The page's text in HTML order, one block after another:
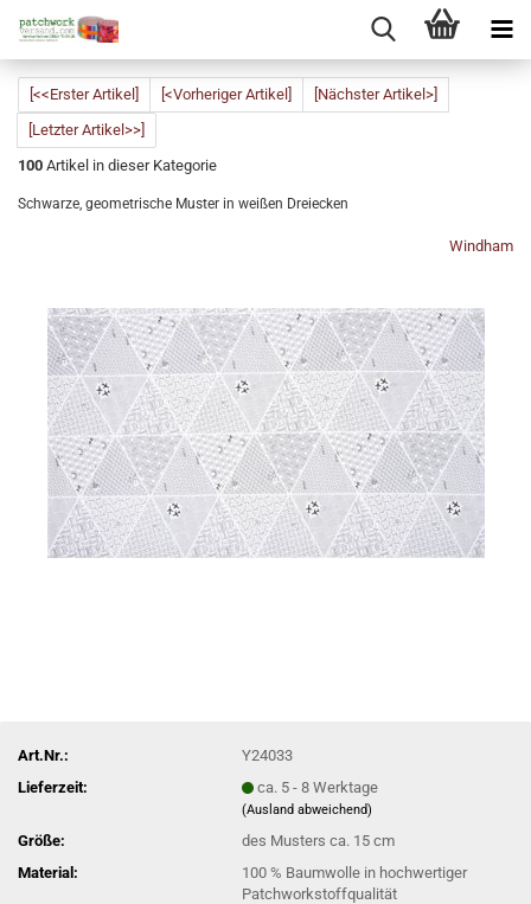
[<<Erster Artikel] [<Vorheriger Artikel]
[Nächster Artikel>]
[Letzter Artikel>>]
100 Artikel in dieser Kategorie
Schwarze, geometrische Muster in weißen Dreiecken
Windham
Art.Nr.:
Y24033
Lieferzeit:
ca. 5 - 8 Werktage
(Ausland abweichend)
Größe:
des Musters ca. 15 cm
Material:
100 % Baumwolle in hochwertiger
Patchworkstoffqualität